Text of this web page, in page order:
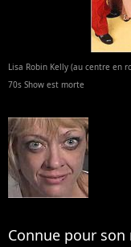
Lisa Robin Kelly (au centre en
70s Show est morte
Connue pour